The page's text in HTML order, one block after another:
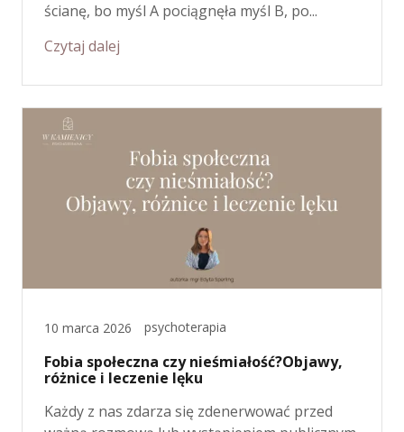
ścianę, bo myśl A pociągnęła myśl B, po...
Czytaj dalej
10 marca 2026 psychoterapia
Fobia społeczna czy nieśmiałość?Objawy,
różnice i leczenie lęku
Każdy z nas zdarza się zdenerwować przed